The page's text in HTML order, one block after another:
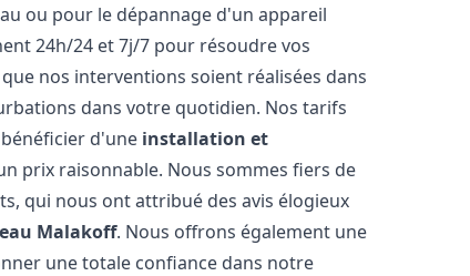
ou pour le dépannage d'un appareil
24h/24 et 7j/7 pour résoudre vos
nos interventions soient réalisées dans
dans votre quotidien. Nos tarifs
d'une installation et
prix raisonnable. Nous sommes fiers de
qui nous ont attribué des avis élogieux
Malakoff. Nous offrons également une
une totale confiance dans notre